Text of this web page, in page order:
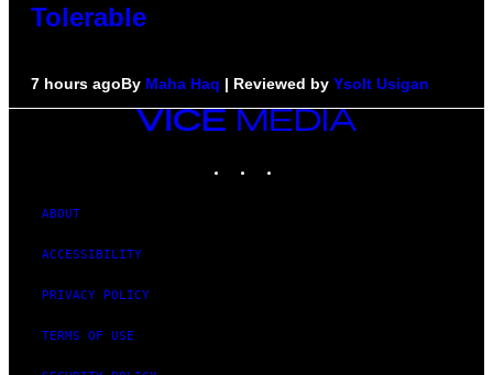
Tolerable
7 hours agoBy Maha Haq | Reviewed by Ysolt Usigan
VICE
MEDIA
ABOUT
ACCESSIBILITY
PRIVACY POLICY
TERMS OF USE